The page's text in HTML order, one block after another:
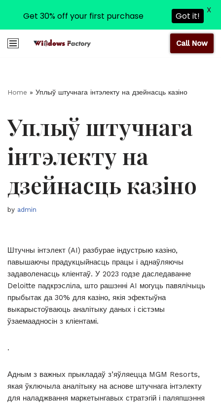
Call Now
Home » Уплыў штучнага інтэлекту на дзейнасць казіно
Уплыў штучнага
інтэлекту на
дзейнасць казіно
by admin
Штучны інтэлект (AI) разбурае індустрыю казіно,
павышаючы прадукцыйнасць працы і аднаўляючы
задаволенасць кліентаў. У 2023 годзе даследаванне
Deloitte падкрэсліла, што рашэнні AI могуць павялічыць
прыбытак да 30% для казіно, якія эфектыўна
выкарыстоўваюць аналітыку даных і сістэмы
ўзаемаадносін з кліентамі.
.
Адным з важных прыкладаў з’яўляецца MGM Resorts,
якая ўключыла аналітыку на аснове штучнага інтэлекту
для наладжвання маркетынгавых стратэгій і паляпшэння
Get 30% off your first purchase Got it!
X